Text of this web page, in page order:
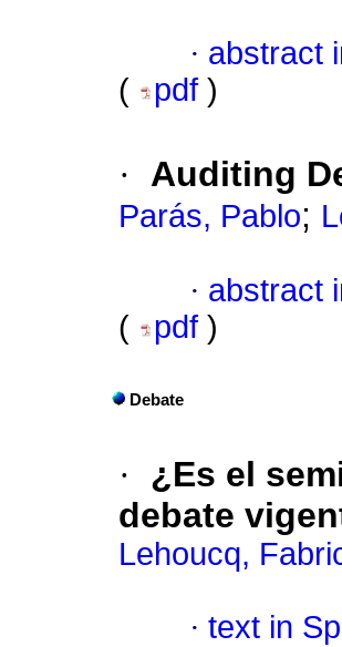
· abstract
(
pdf )
· Auditing
Parás, Pablo;
· abstract
(
pdf )
Debate
·
¿Es el
debate
Lehoucq,
· text in